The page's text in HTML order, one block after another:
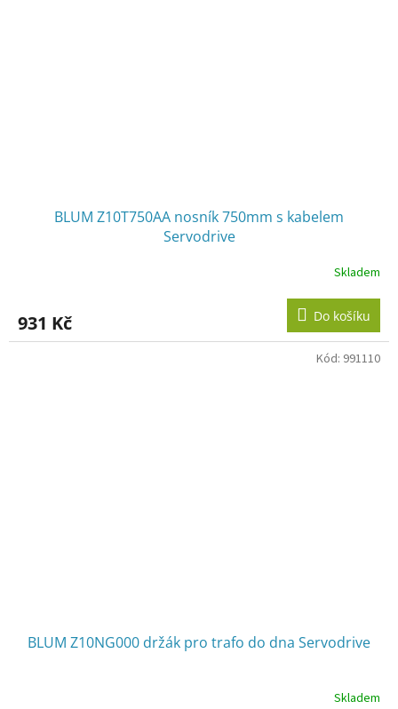
BLUM Z10T750AA nosník 750mm s kabelem
Servodrive
Skladem
931 Kč Do košíku
BLUM Z10NG000 držák pro trafo do dna Servodrive
Skladem
Kód: 991110